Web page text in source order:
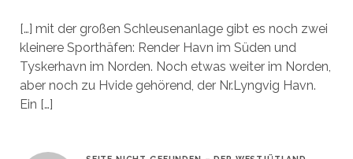
[…] mit der großen Schleusenanlage gibt es noch zwei
kleinere Sporthäfen: Render Havn im Süden und
Tyskerhavn im Norden. Noch etwas weiter im Norden,
aber noch zu Hvide gehörend, der Nr.Lyngvig Havn.
Ein […]